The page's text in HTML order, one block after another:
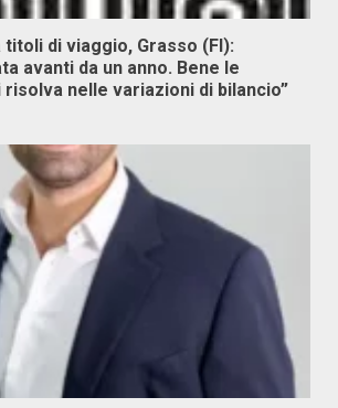
titoli di viaggio, Grasso (FI):
avanti da un anno. Bene le
nelle variazioni di bilancio”